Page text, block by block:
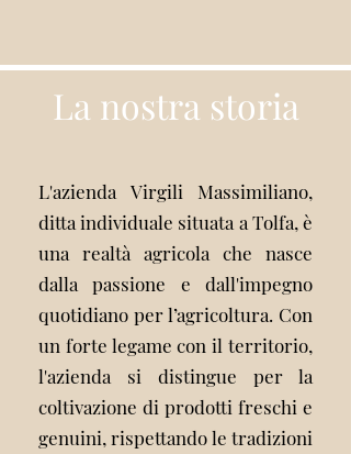
La nostra storia
L'azienda Virgili Massimiliano,
ditta individuale situata a Tolfa, è
una realtà agricola che nasce
dalla passione e dall'impegno
quotidiano per l’agricoltura. Con
un forte legame con il territorio,
l'azienda si distingue per la
coltivazione di prodotti freschi e
genuini, rispettando le tradizioni